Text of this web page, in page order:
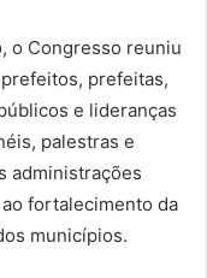
o Congresso reuniu
prefeitas,
e lideranças
palestras e
administrações
fortalecimento da
municípios.